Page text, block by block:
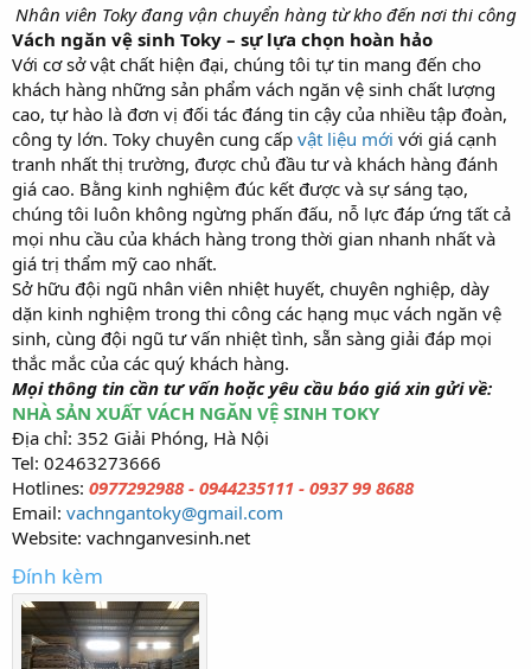
Nhân viên Toky đang vận chuyển hàng từ kho đến nơi thi công
Vách ngăn vệ sinh Toky – sự lựa chọn hoàn hảo
Với cơ sở vật chất hiện đại, chúng tôi tự tin mang đến cho
khách hàng những sản phẩm vách ngăn vệ sinh chất lượng
cao, tự hào là đơn vị đối tác đáng tin cậy của nhiều tập đoàn,
công ty lớn. Toky chuyên cung cấp vật liệu mới với giá cạnh
tranh nhất thị trường, được chủ đầu tư và khách hàng đánh
giá cao. Bằng kinh nghiệm đúc kết được và sự sáng tạo,
chúng tôi luôn không ngừng phấn đấu, nỗ lực đáp ứng tất cả
mọi nhu cầu của khách hàng trong thời gian nhanh nhất và
giá trị thẩm mỹ cao nhất.
Sở hữu đội ngũ nhân viên nhiệt huyết, chuyên nghiệp, dày
dặn kinh nghiệm trong thi công các hạng mục vách ngăn vệ
sinh, cùng đội ngũ tư vấn nhiệt tình, sẵn sàng giải đáp mọi
thắc mắc của các quý khách hàng.
Mọi thông tin cần tư vấn hoặc yêu cầu báo giá xin gửi về:
NHÀ SẢN XUẤT VÁCH NGĂN VỆ SINH TOKY
Địa chỉ: 352 Giải Phóng, Hà Nội
Tel: 02463273666
Hotlines: 0977292988 - 0944235111 - 0937 99 8688
Email: vachngantoky@gmail.com
Website: vachnganvesinh.net
Đính kèm